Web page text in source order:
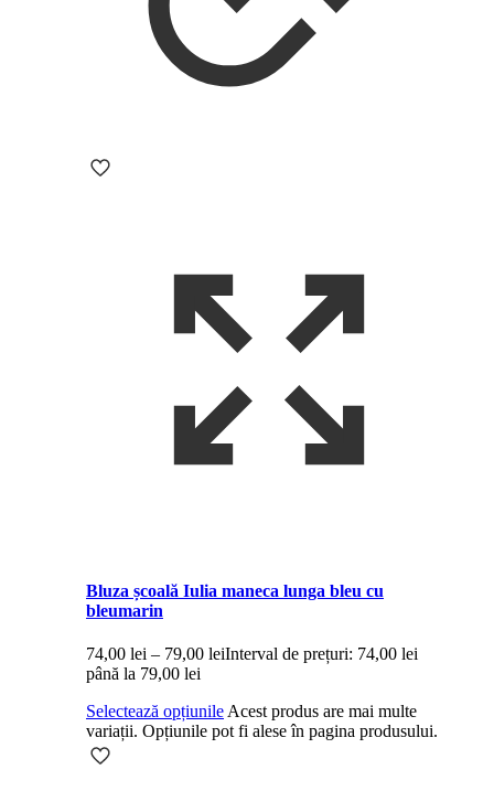
Bluza școală Iulia maneca lunga bleu cu
bleumarin
74,00 lei – 79,00 leiInterval de prețuri: 74,00 lei
până la 79,00 lei
Selectează opțiunile Acest produs are mai multe
variații. Opțiunile pot fi alese în pagina produsului.